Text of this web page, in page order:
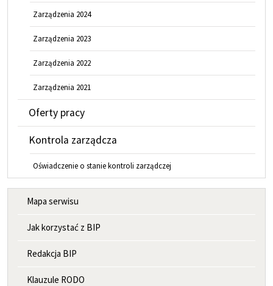
Zarządzenia 2024
Zarządzenia 2023
Zarządzenia 2022
Zarządzenia 2021
Oferty pracy
Kontrola zarządcza
Oświadczenie o stanie kontroli zarządczej
MENU INFORMACYJNE
Mapa serwisu
Jak korzystać z BIP
Redakcja BIP
Klauzule RODO